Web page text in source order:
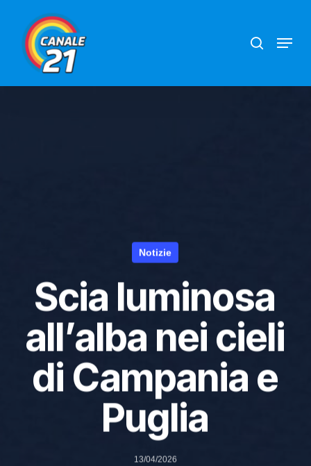
main
content
Menu
Notizie
Scia luminosa
all’alba nei cieli
di Campania e
Puglia
13/04/2026